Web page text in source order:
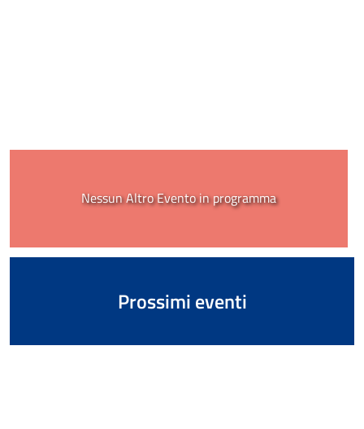
Nessun Altro Evento in programma
Prossimi eventi